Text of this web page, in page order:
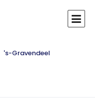
's-Gravendeel